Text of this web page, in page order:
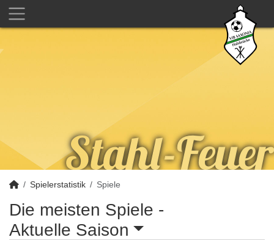
Spielerstatistik Spiele
Die meisten Spiele -
Aktuelle Saison